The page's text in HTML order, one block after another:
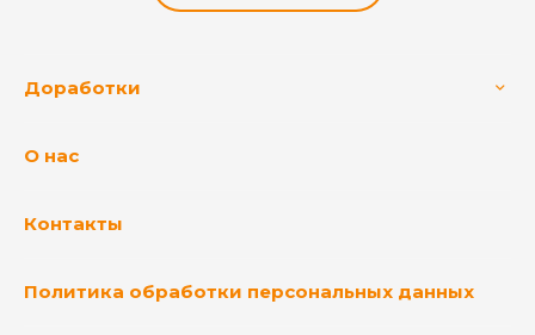
Доработки
О нас
Контакты
Политика обработки персональных данных